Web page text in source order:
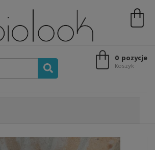
0 pozycje
Koszyk